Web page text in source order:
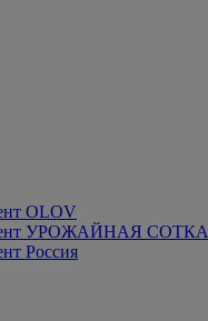
OLOV
УРОЖАЙНАЯ СОТКА
Россия